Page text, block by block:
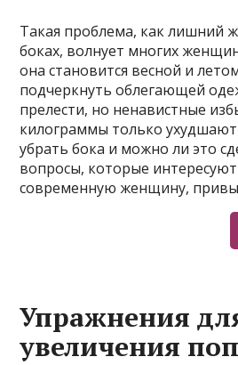
Такая проблема, как лишний
боках, волнует многих
она становится весной и
подчеркнуть облегающей
прелести, но ненавистные
килограммы только ухудшают
убрать бока и можно ли это
вопросы, которые
современную женщину,
Упражнения
увеличения